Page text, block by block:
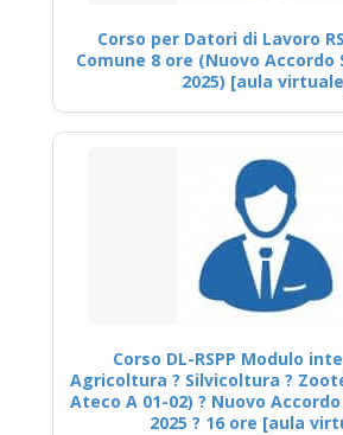
Corso per Datori di Lavoro
Comune 8 ore (Nuovo
2025) [aula
Corso DL-RSPP Modulo
Agricoltura ? Silvicoltura ?
Ateco A 01-02) ? Nuovo
2025 ? 16 ore [aula